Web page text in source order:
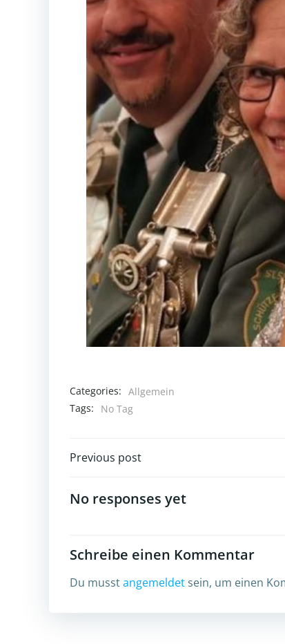
Categories: Allgemein
Tags:
No Tag
Post
navigation
Previous post
No responses yet
Schreibe einen Kommentar
Du musstangemeldetsein, um einen